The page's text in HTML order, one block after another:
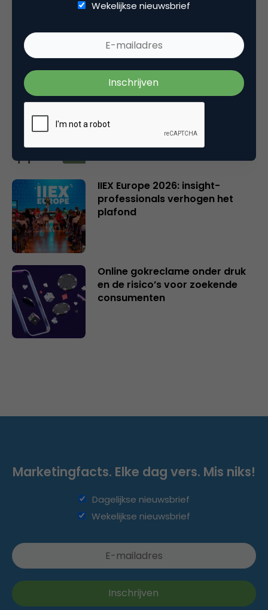
Online casino’s krijgen nieuwe
Wat Gen Z écht denkt over
IIEX Europe 2026: insight-
professionals verhogen het
plafond
Online gokreclame onder druk
en de risico’s voor zoekende
consumenten
Wekelijkse nieuwsbrief
Marketingfacts. Elke dag vers. Mis niks!
Dagelijkse nieuwsbrief
Wekelijkse nieuwsbrief